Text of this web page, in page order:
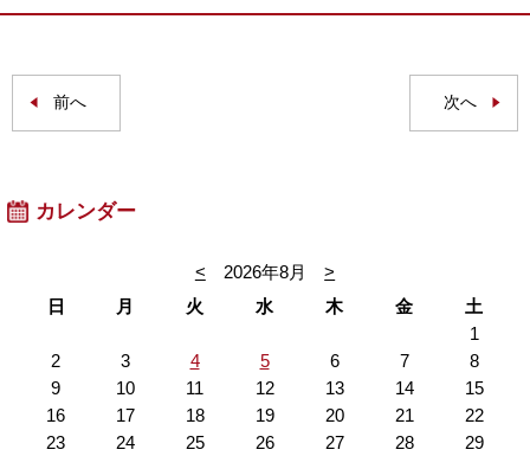
前へ 次へ
カレンダー
< 2026年8月
>
日
月 火 水 木 金
土
1
2
3 4 5 6 7
8
9
10 11 12 13 14
15
16
17 18 19 20 21
22
23
24 25 26 27 28
29